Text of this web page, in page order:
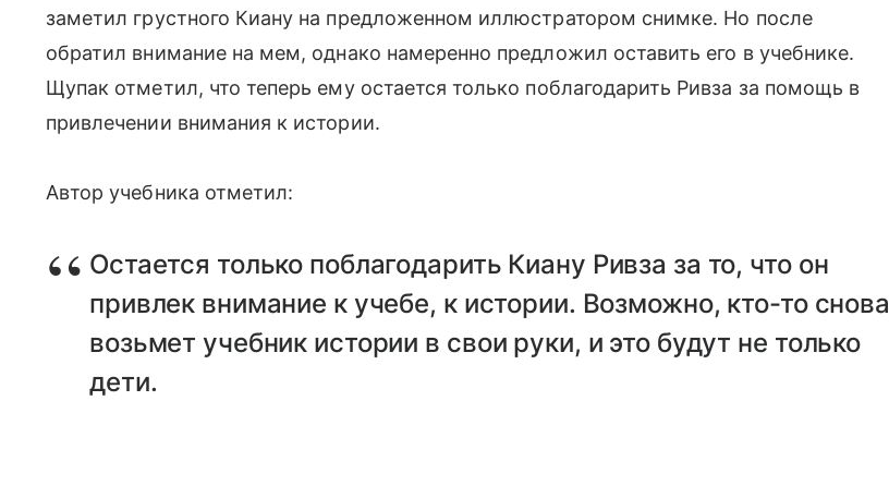
заметил грустного Киану на предложенном иллюстратором снимке. Но после
обратил внимание на мем, однако намеренно предложил оставить его в учебнике.
Щупак отметил, что теперь ему остается только поблагодарить Ривза за помощь в
привлечении внимания к истории.
Автор учебника отметил:
Остается только поблагодарить Киану Ривза за то, что он
привлек внимание к учебе, к истории. Возможно, кто-то снова
возьмет учебник истории в свои руки, и это будут не только
дети.